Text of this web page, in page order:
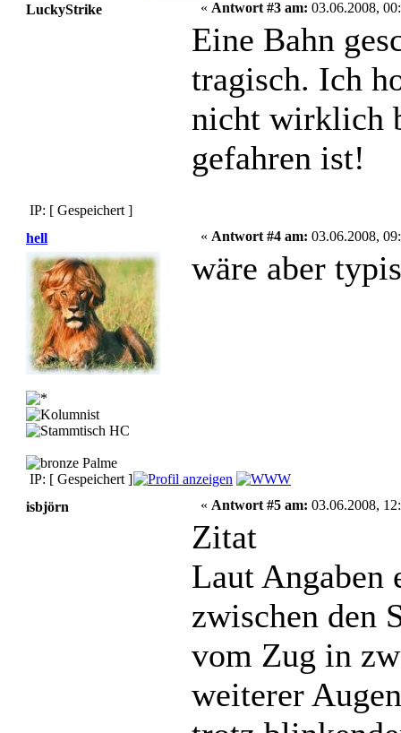
LuckyStrike
« Antwort #3 am: 03.06.2008,
Eine Bahn
tragisch. Ich
nicht wirklich
gefahren ist!
IP: [ Gespeichert ]
hell
« Antwort #4 am: 03.06.2008,
wäre aber
IP: [ Gespeichert ]
isbjörn
« Antwort #5 am: 03.06.2008,
Zitat
Laut Angaben
zwischen den
vom Zug in
weiterer